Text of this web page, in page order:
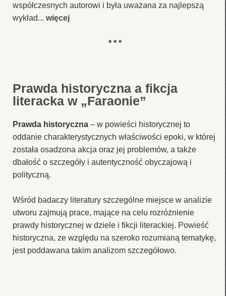
współczesnych autorowi i była uważana za najlepszą
wykład... więcej
* * *
Prawda historyczna a fikcja
literacka w „Faraonie”
Prawda historyczna – w powieści historycznej to
oddanie charakterystycznych właściwości epoki, w której
została osadzona akcja oraz jej problemów, a także
dbałość o szczegóły i autentyczność obyczajową i
polityczną.
Wśród badaczy literatury szczególne miejsce w analizie
utworu zajmują prace, mające na celu rozróżnienie
prawdy historycznej w dziele i fikcji literackiej. Powieść
historyczna, ze względu na szeroko rozumianą tematykę,
jest poddawana takim analizom szczegółowo.